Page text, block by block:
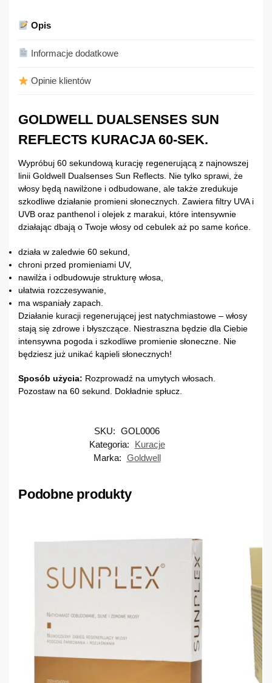
Opis
Informacje dodatkowe
Opinie klientów
GOLDWELL DUALSENSES SUN
REFLECTS KURACJA 60-SEK.
Wypróbuj 60 sekundową kurację regenerującą z najnowszej
linii Goldwell Dualsenses Sun Reflects. Nie tylko sprawi, że
włosy będą nawilżone i odbudowane, ale także zredukuje
szkodliwe działanie promieni słonecznych. Zawiera filtry UVA i
UVB oraz panthenol i olejek z marakui, które intensywnie
działając dbają o Twoje włosy od cebulek aż po same końce.
działa w zaledwie 60 sekund,
chroni przed promieniami UV,
nawilża i odbudowuje strukturę włosa,
ułatwia rozczesywanie,
ma wspaniały zapach.
Działanie kuracji regenerującej jest natychmiastowe – włosy
stają się zdrowe i błyszczące. Niestraszna będzie dla Ciebie
intensywna pogoda i szkodliwe promienie słoneczne. Nie
będziesz już unikać kąpieli słonecznych!
Sposób użycia: Rozprowadź na umytych włosach.
Pozostaw na 60 sekund. Dokładnie spłucz.
SKU: GOL0006
Kategoria:
Kuracje
Marka: Goldwell
Podobne produkty